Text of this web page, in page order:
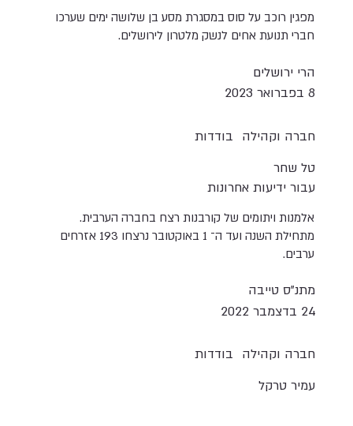
מפגין רוכב על סוס במסגרת מסע בן שלושה ימים שערכו
חברי תנועת אחים לנשק מלטרון לירושלים.
הרי ירושלים
8 בפברואר 2023
בודדות חברה וקהילה
טל שחר
עבור ידיעות אחרונות
אלמנות ויתומים של קורבנות רצח בחברה הערבית.
מתחילת השנה ועד ה־ 1 באוקטובר נרצחו 193 אזרחים
ערבים.
מתנ"ס טייבה
24 בדצמבר 2022
בודדות חברה וקהילה
עמיר טרקל